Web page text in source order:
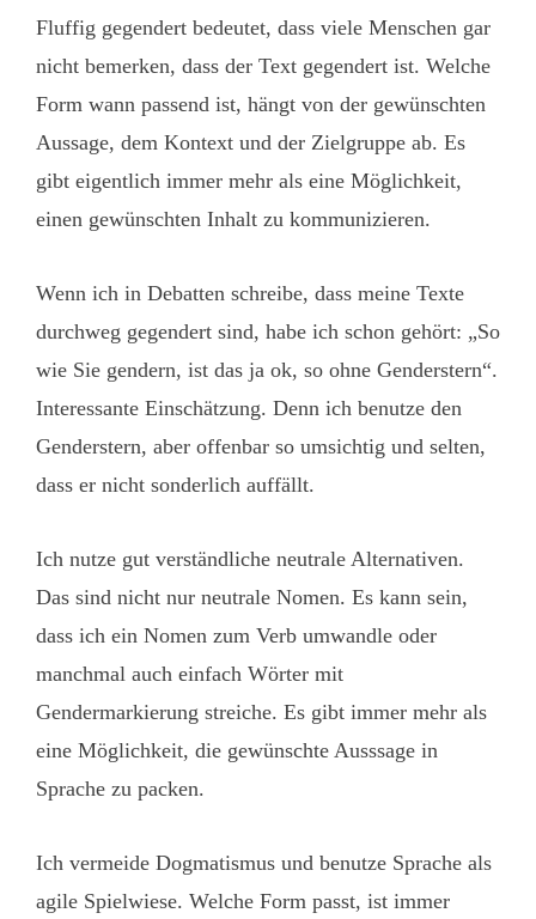
Fluffig gegendert bedeutet, dass viele Menschen gar
nicht bemerken, dass der Text gegendert ist. Welche
Form wann passend ist, hängt von der gewünschten
Aussage, dem Kontext und der Zielgruppe ab. Es
gibt eigentlich immer mehr als eine Möglichkeit,
einen gewünschten Inhalt zu kommunizieren.
Wenn ich in Debatten schreibe, dass meine Texte
durchweg gegendert sind, habe ich schon gehört: „So
wie Sie gendern, ist das ja ok, so ohne Genderstern“.
Interessante Einschätzung. Denn ich benutze den
Genderstern, aber offenbar so umsichtig und selten,
dass er nicht sonderlich auffällt.
Ich nutze gut verständliche neutrale Alternativen.
Das sind nicht nur neutrale Nomen. Es kann sein,
dass ich ein Nomen zum Verb umwandle oder
manchmal auch einfach Wörter mit
Gendermarkierung streiche. Es gibt immer mehr als
eine Möglichkeit, die gewünschte Ausssage in
Sprache zu packen.
Ich vermeide Dogmatismus und benutze Sprache als
agile Spielwiese. Welche Form passt, ist immer